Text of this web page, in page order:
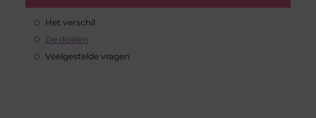
Het verschil
De doelen
Veelgestelde vragen